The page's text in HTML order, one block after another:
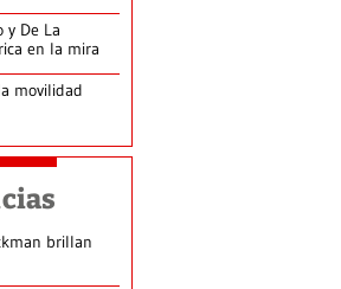
De La
en la mira
movilidad
brillan